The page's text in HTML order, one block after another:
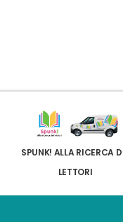
SPUNK! ALLA RICERCA
LETTORI